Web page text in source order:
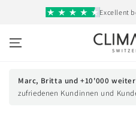
SKIP TO
CONTENT
Excellent
Marc, Britta und +10'000
zufriedenen Kundinnen und